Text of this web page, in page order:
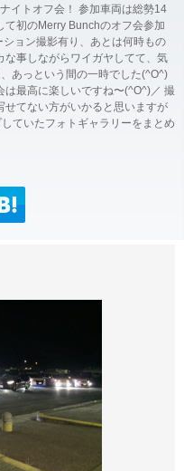
イトオフ会！ 参加車両は総勢14
初のMerry Bunchのオフ会参加
ョン撮影有り、あとは何時もの
な事しながらワイガヤしてて、気
あっという間の一時でした(^O^)
最高に楽しいですね〜(^O^)／ 撮
てない方がいかると思いますが
ていたフォトギャラリーをまとめ